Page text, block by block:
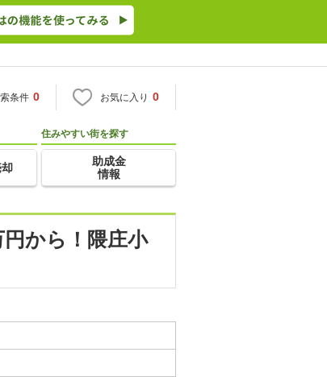
条件 0 お気に入り 0
住みやすい街を探す
助成金
情報
から！隈庄小